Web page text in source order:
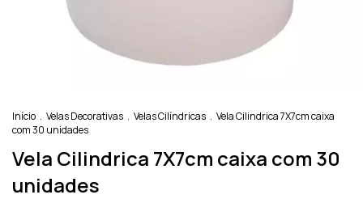
Início . Velas Decorativas . Velas Cilíndricas . Vela Cilindrica 7X7cm caixa
com 30 unidades
Vela Cilindrica 7X7cm caixa com 30
unidades